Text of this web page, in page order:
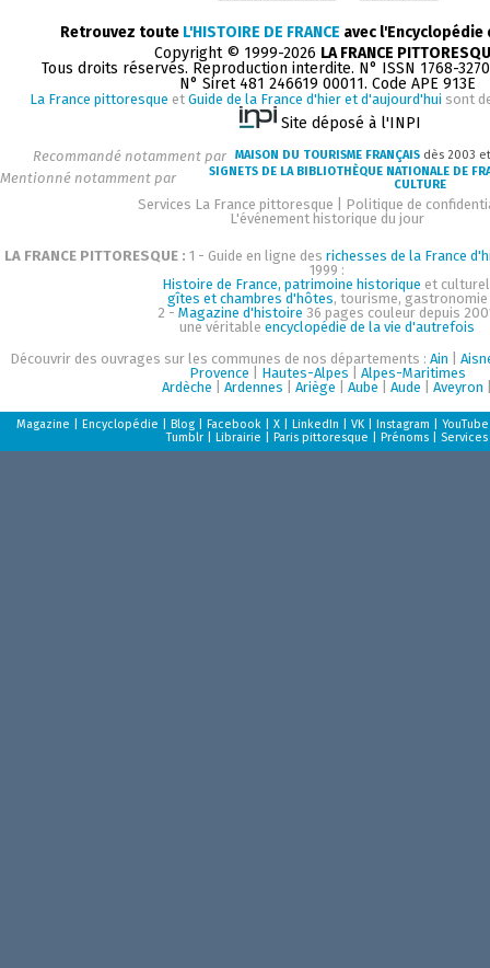
Retrouvez toute L'HISTOIRE DE FRANCE avec
Copyright © 1999-2026 LA FRANCE
Tous droits réservés. Reproduction interdite. N° ISSN 1768-
N° Siret 481 246619 00011. Code APE 913E
La France pittoresque et Guide de la France d'hier et d'aujourd'hui sont
Site déposé à l'INPI
Recommandé notamment par MAISON DU TOURISME FRANÇAIS dès 2003
Mentionné notamment par
SIGNETS DE LA BIBLIOTHÈQUE NATIONALE DE
CULTURE
Services La France pittoresque
Politique de
L'événement historique du jour
LA FRANCE PITTORESQUE : 1 - Guide en ligne des richesses de la France
1999 :
Histoire de France, patrimoine historique et
gîtes et chambres d'hôtes, tourisme, gastronomie
2 - Magazine d'histoire 36 pages couleur depuis
une véritableencyclopédie de la vie d'autrefois
Découvrir des ouvrages sur les communes de nos départements :Ain |
Provence
Hautes-Alpes
Alpes-Maritimes
Ardèche |Ardennes |Ariège |Aube |Aude |Aveyron
Magazine |Encyclopédie |Blog |Facebook |X |LinkedIn |VK |Instagram |YouTube
Tumblr |Librairie |Paris pittoresque |Prénoms Services